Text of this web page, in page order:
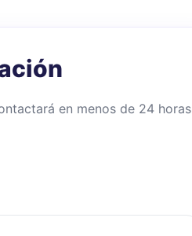
en menos de 24 horas